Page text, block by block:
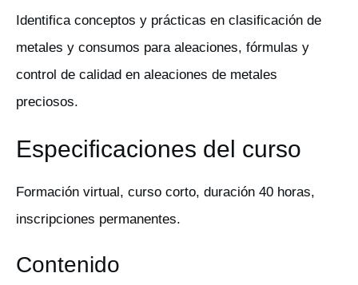
Identifica conceptos y prácticas en clasificación de
metales y consumos para aleaciones, fórmulas y
control de calidad en aleaciones de metales
preciosos.
Especificaciones del curso
Formación virtual, curso corto, duración 40 horas,
inscripciones permanentes.
Contenido